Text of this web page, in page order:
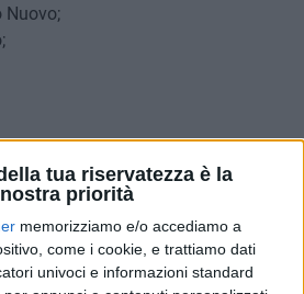
tua riservatezza è la
nostra priorità
memorizziamo e/o accediamo a
come i cookie, e trattiamo dati
univoci e informazioni standard
Nuovo;
II, tratto compreso tra piazzale IV
da Bari; m.via Melo, tratto compreso